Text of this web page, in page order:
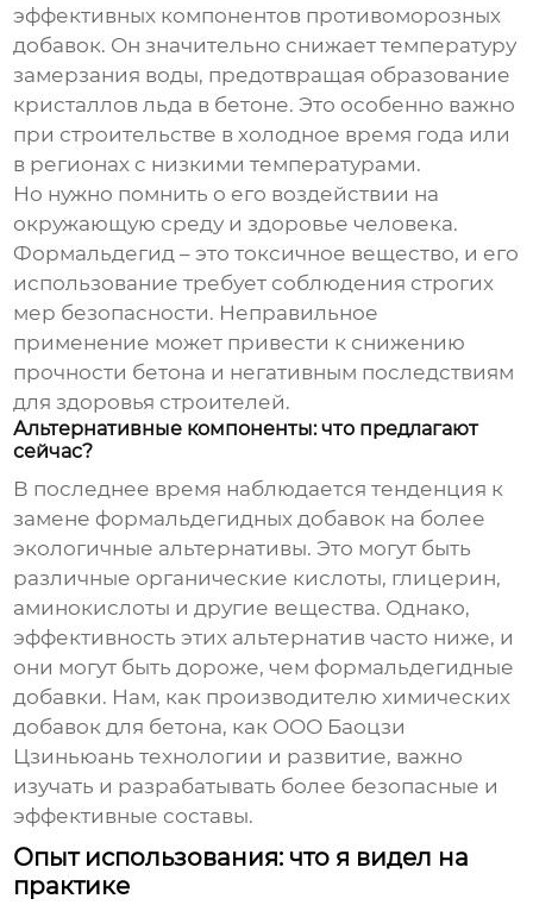
эффективных компонентов противоморозных
добавок. Он значительно снижает температуру
замерзания воды, предотвращая образование
кристаллов льда в бетоне. Это особенно важно
при строительстве в холодное время года или
в регионах с низкими температурами.
Но нужно помнить о его воздействии на
окружающую среду и здоровье человека.
Формальдегид – это токсичное вещество, и его
использование требует соблюдения строгих
мер безопасности. Неправильное
применение может привести к снижению
прочности бетона и негативным последствиям
для здоровья строителей.
Альтернативные компоненты: что предлагают
сейчас?
В последнее время наблюдается тенденция к
замене формальдегидных добавок на более
экологичные альтернативы. Это могут быть
различные органические кислоты, глицерин,
аминокислоты и другие вещества. Однако,
эффективность этих альтернатив часто ниже, и
они могут быть дороже, чем формальдегидные
добавки. Нам, как производителюхимических
добавок для бетона, как ООО Баоцзи
Цзиньюань технологии и развитие, важно
изучать и разрабатывать более безопасные и
эффективные составы.
Опыт использования: что я видел на
практике